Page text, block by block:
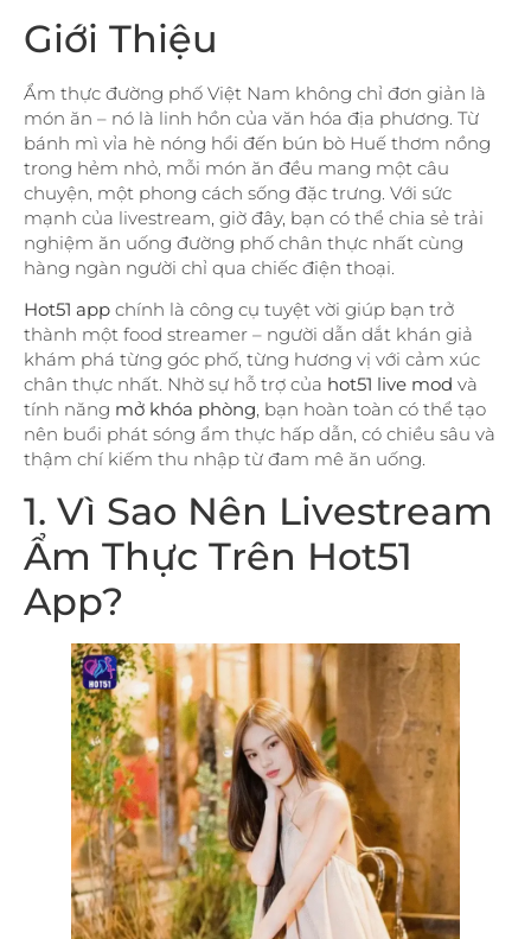
Giới Thiệu
Ẩm thực đường phố Việt Nam không chỉ đơn giản là
món ăn – nó là linh hồn của văn hóa địa phương. Từ
bánh mì vỉa hè nóng hổi đến bún bò Huế thơm nồng
trong hẻm nhỏ, mỗi món ăn đều mang một câu
chuyện, một phong cách sống đặc trưng. Với sức
mạnh của livestream, giờ đây, bạn có thể chia sẻ trải
nghiệm ăn uống đường phố chân thực nhất cùng
hàng ngàn người chỉ qua chiếc điện thoại.
Hot51 app chính là công cụ tuyệt vời giúp bạn trở
thành một food streamer – người dẫn dắt khán giả
khám phá từng góc phố, từng hương vị với cảm xúc
chân thực nhất. Nhờ sự hỗ trợ của hot51 live mod và
tính năng mở khóa phòng, bạn hoàn toàn có thể tạo
nên buổi phát sóng ẩm thực hấp dẫn, có chiều sâu và
thậm chí kiếm thu nhập từ đam mê ăn uống.
1. Vì Sao Nên Livestream
Ẩm Thực Trên Hot51
App?